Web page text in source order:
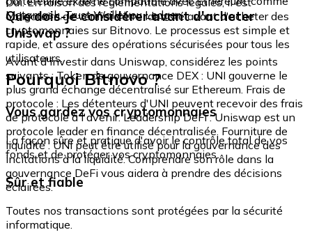
Metamask, Trust Wallet ou Ledger.
obligatoire de vérifier votre identité avant d'acheter des
cryptomonnaies sur Bitnovo. Le processus est simple et
rapide, et assure des opérations sécurisées pour tous les
utilisateurs.
Que dois-je considérer avant d'acheter
Uniswap ?
Avant d'investir dans Uniswap, considérez les points
suivants : Token de gouvernance DEX : UNI gouverne le
plus grand échange décentralisé sur Ethereum. Frais de
protocole : Les détenteurs d'UNI peuvent recevoir des frais
de protocole à l'avenir. Leadership DeFi : Uniswap est un
protocole leader en finance décentralisée. Fourniture de
liquidité : UNI peut être utilisé pour la gouvernance des
incitations à la liquidité. Comprendre son rôle dans la
gouvernance DeFi vous aidera à prendre des décisions
éclairées.
Pourquoi Bitnovo ?
Vous gardez vos cryptomonnaies
La façon sûre et pratique d'avoir le contrôle total de vos
fonds et de protéger vos cryptomonnaies.
Sûr et fiable
Toutes nos transactions sont protégées par la sécurité
informatique.